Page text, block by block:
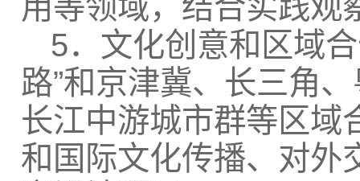
5．文化创意和区域
路”和京津冀、长三角
长江中游城市群等区域
和国际文化传播、对外